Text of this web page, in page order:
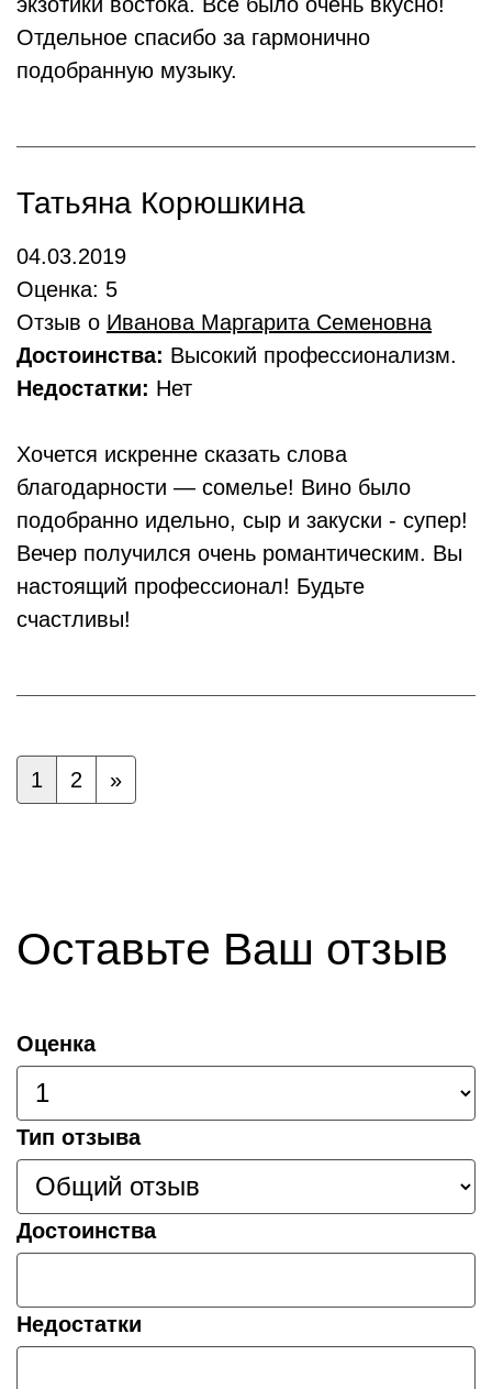
Отдельное спасибо за гармонично
подобранную музыку.
Татьяна Корюшкина
04.03.2019
Оценка: 5
Отзыв о Иванова Маргарита Семеновна
Достоинства: Высокий профессионализм.
Недостатки: Нет
Хочется искренне сказать слова
благодарности — сомелье! Вино было
подобранно идельно, сыр и закуски - супер!
Вечер получился очень романтическим. Вы
настоящий профессионал! Будьте
счастливы!
1 2 »
Оставьте Ваш отзыв
Оценка
Тип отзыва
Достоинства
Недостатки